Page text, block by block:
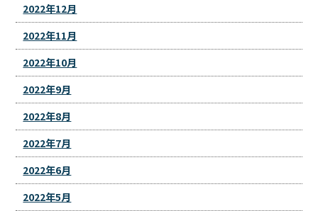
2022年12月
2022年11月
2022年10月
2022年9月
2022年8月
2022年7月
2022年6月
2022年5月